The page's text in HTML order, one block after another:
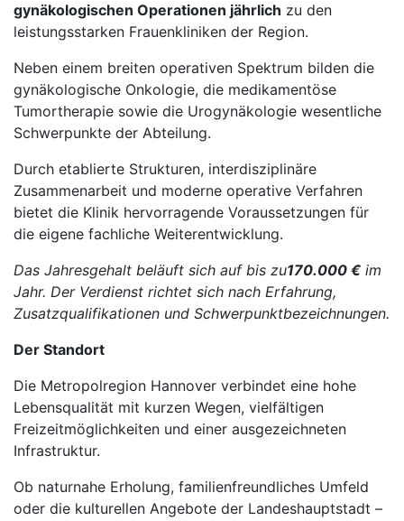
gynäkologischen Operationen jährlich zu den
leistungsstarken Frauenkliniken der Region.
Neben einem breiten operativen Spektrum bilden die
gynäkologische Onkologie, die medikamentöse
Tumortherapie sowie die Urogynäkologie wesentliche
Schwerpunkte der Abteilung.
Durch etablierte Strukturen, interdisziplinäre
Zusammenarbeit und moderne operative Verfahren
bietet die Klinik hervorragende Voraussetzungen für
die eigene fachliche Weiterentwicklung.
Das Jahresgehalt beläuft sich auf bis zu170.000 € im
Jahr. Der Verdienst richtet sich nach Erfahrung,
Zusatzqualifikationen und Schwerpunktbezeichnungen.
Der Standort
Die Metropolregion Hannover verbindet eine hohe
Lebensqualität mit kurzen Wegen, vielfältigen
Freizeitmöglichkeiten und einer ausgezeichneten
Infrastruktur.
Ob naturnahe Erholung, familienfreundliches Umfeld
oder die kulturellen Angebote der Landeshauptstadt –